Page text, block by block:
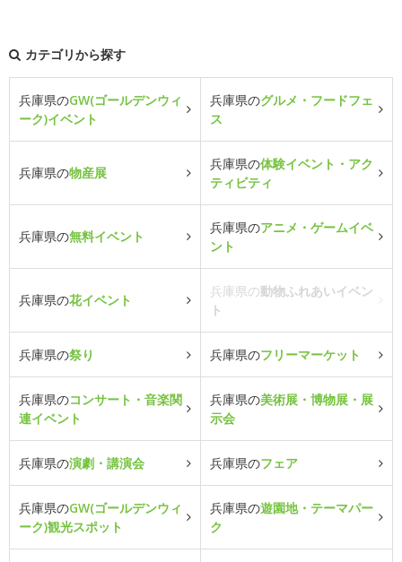
カテゴリから探す
兵庫県のGW(ゴールデンウィ
ーク)イベント
兵庫県のグルメ・フードフェ
ス
兵庫県の物産展
兵庫県の体験イベント・アク
ティビティ
兵庫県の無料イベント
兵庫県のアニメ・ゲームイベ
ント
兵庫県の花イベント
兵庫県の動物ふれあいイベン
ト
兵庫県の祭り 兵庫県のフリーマーケット
兵庫県のコンサート・音楽関
連イベント
兵庫県の美術展・博物展・展
示会
兵庫県の演劇・講演会 兵庫県のフェア
兵庫県のGW(ゴールデンウィ
ーク)観光スポット
兵庫県の遊園地・テーマパー
ク